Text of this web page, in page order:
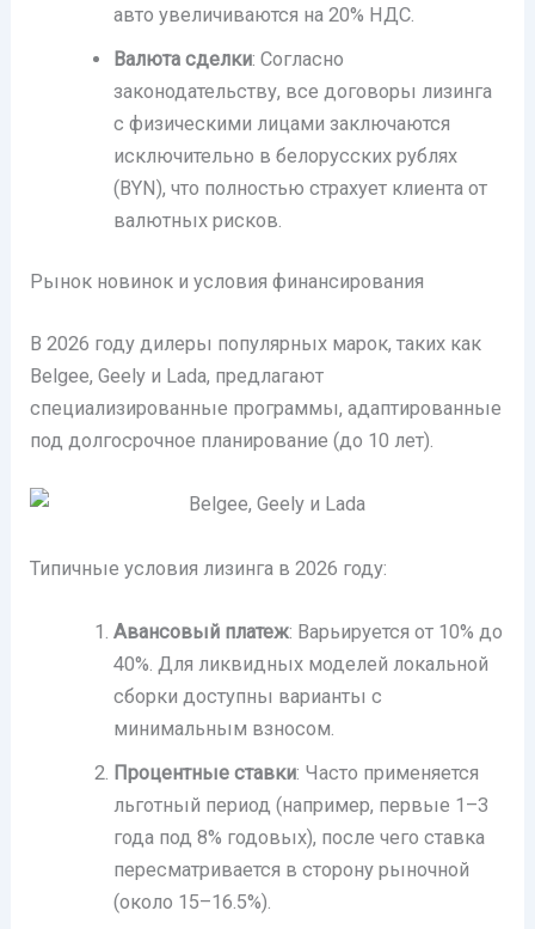
авто увеличиваются на 20% НДС.
Валюта сделки: Согласно
законодательству, все договоры лизинга
с физическими лицами заключаются
исключительно в белорусских рублях
(BYN), что полностью страхует клиента от
валютных рисков.
Рынок новинок и условия финансирования
В 2026 году дилеры популярных марок, таких как
Belgee, Geely и Lada, предлагают
специализированные программы, адаптированные
под долгосрочное планирование (до 10 лет).
Типичные условия лизинга в 2026 году:
Авансовый платеж: Варьируется от 10% до
40%. Для ликвидных моделей локальной
сборки доступны варианты с
минимальным взносом.
Процентные ставки: Часто применяется
льготный период (например, первые 1–3
года под 8% годовых), после чего ставка
пересматривается в сторону рыночной
(около 15–16.5%).